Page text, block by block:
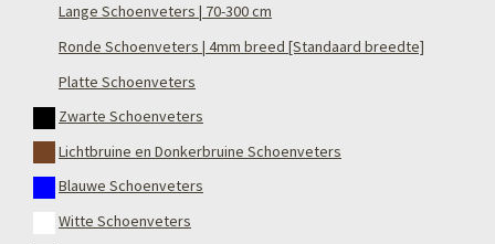
Lange Schoenveters | 70-300 cm
Ronde Schoenveters | 4mm breed [Standaard breedte]
Platte Schoenveters
Zwarte Schoenveters
Lichtbruine en Donkerbruine Schoenveters
Blauwe Schoenveters
Witte Schoenveters